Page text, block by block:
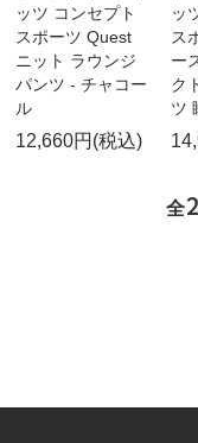
ッツ コンセプト
スポーツ Quest
ニット ラウンジ
パンツ - チャコー
ル
12,660円(税込)
ッ
ス
ー
ク
ツ
全